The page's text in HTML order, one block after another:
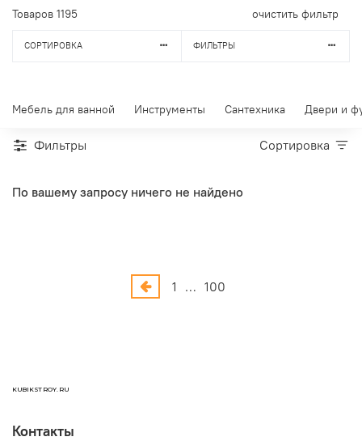
Товаров 1195 очистить фильтр
СОРТИРОВКА ФИЛЬТРЫ
Мебель для ванной Инструменты Сантехника Двери и
Фильтры Сортировка
По вашему запросу ничего не найдено
1 … 100
KUBIKSTROY.RU
Контакты